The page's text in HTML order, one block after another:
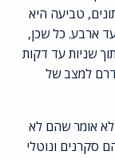
טביעה היא
ארבע. כל שכן,
שניות עד דקות
למצב של
לא אומר שהם לא
סקרנים ונוטלי